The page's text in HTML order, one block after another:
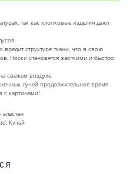
так как хлопковые изделия дают
вредит структуре ткани, что в свою
Носки становятся жесткими и быстро
свежем воздухе.
лучей продолжительное время.
с картинами!
Китай